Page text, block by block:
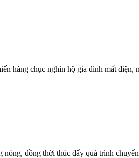
hàng chục nghìn hộ gia đình mất điện,
đồng thời thúc đẩy quá trình